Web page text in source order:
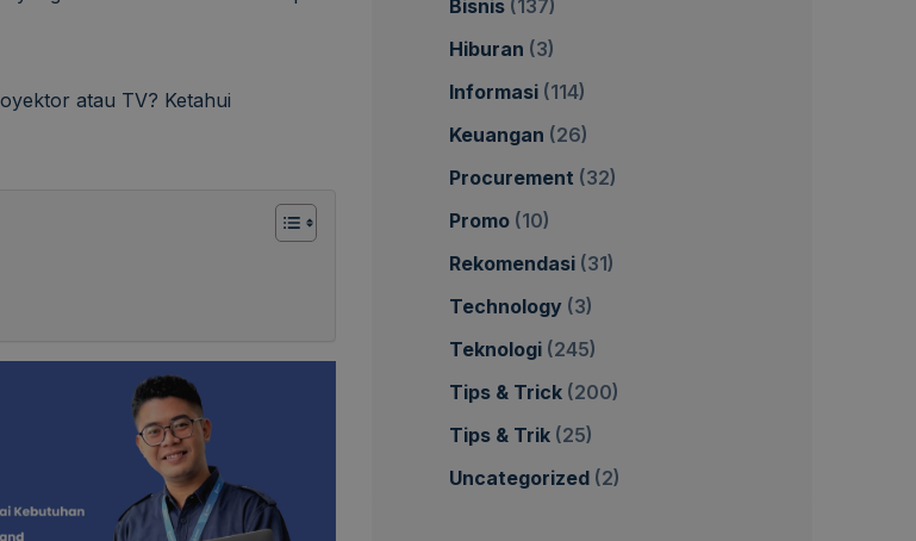
atau TV? Ketahui
Bisnis (137)
Hiburan (3)
Informasi (114)
Keuangan (26)
Procurement (32)
Promo (10)
Rekomendasi (31)
Technology (3)
Teknologi (245)
Tips & Trick (200)
Tips & Trik (25)
Uncategorized (2)